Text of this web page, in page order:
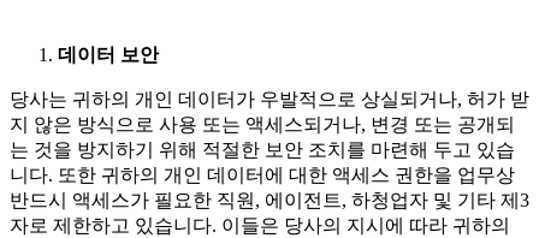
데이터 보안
당사는 귀하의 개인 데이터가 우발적으로 상실되거나, 허가 받
지 않은 방식으로 사용 또는 액세스되거나, 변경 또는 공개되
는 것을 방지하기 위해 적절한 보안 조치를 마련해 두고 있습
니다. 또한 귀하의 개인 데이터에 대한 액세스 권한을 업무상
반드시 액세스가 필요한 직원, 에이전트, 하청업자 및 기타 제3
자로 제한하고 있습니다. 이들은 당사의 지시에 따라 귀하의